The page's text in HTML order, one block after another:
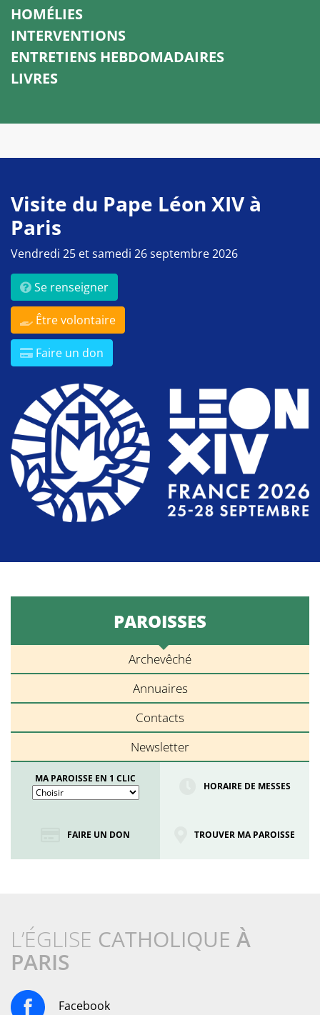
HOMÉLIES
INTERVENTIONS
ENTRETIENS HEBDOMADAIRES
LIVRES
Visite du Pape Léon XIV à
Paris
Vendredi 25 et samedi 26 septembre 2026
Se renseigner
Être volontaire
Faire un don
PAROISSES
Archevêché
Annuaires
Contacts
Newsletter
MA PAROISSE EN 1 CLIC
HORAIRE DE MESSES
FAIRE UN DON TROUVER MA PAROISSE
L’ÉGLISE CATHOLIQUE À
PARIS
Facebook